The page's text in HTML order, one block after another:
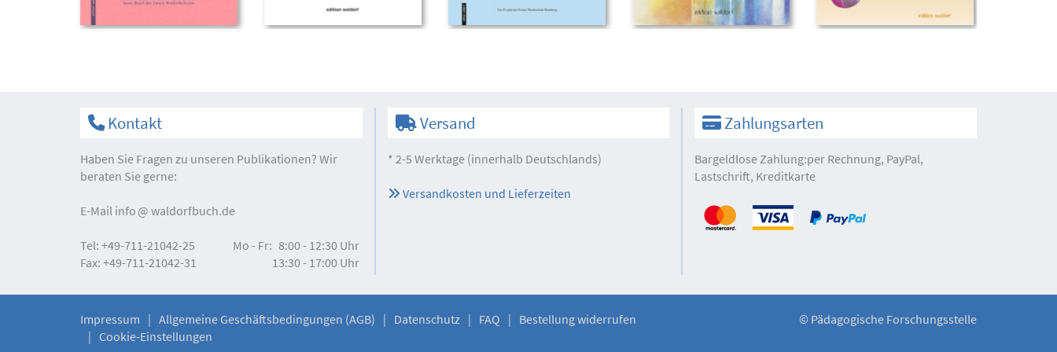
Kontakt
Haben Sie Fragen zu unseren Publikationen? Wir
beraten Sie gerne:
E-Mail info waldorfbuch.de
Tel: +49-711-21042-25
Fax: +49-711-21042-31
Mo - Fr: 8:00 - 12:30 Uhr
13:30 - 17:00 Uhr
Versand
* 2-5 Werktage (innerhalb Deutschlands)
Versandkosten und Lieferzeiten
Zahlungsarten
Bargeldlose Zahlung:per Rechnung, PayPal,
Lastschrift, Kreditkarte
Impressum Allgemeine Geschäftsbedingungen (AGB) Datenschutz FAQ
Bestellung widerrufen
Cookie-Einstellungen
© Pädagogische Forschungsstelle